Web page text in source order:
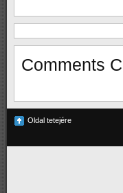
Comments
Oldal tetejére